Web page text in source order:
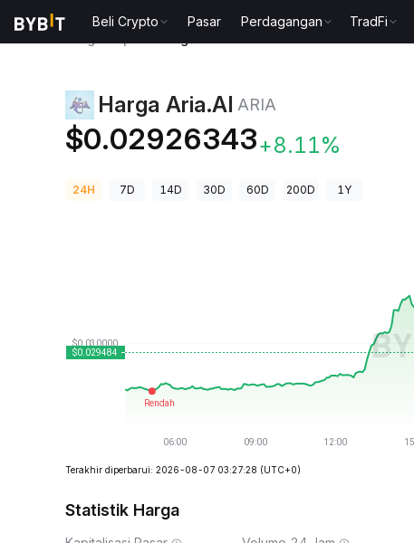
Beli Crypto Pasar Perdagangan TradFi
Harga Aria.AI ARIA
$0.02926343+8.11%
24H 7D 14D 30D 60D 200D 1Y
Terakhir diperbarui: 2026-08-07 03:27:28 (UTC+0)
Statistik Harga